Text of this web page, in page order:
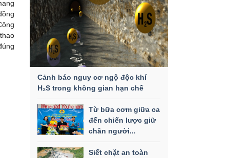
Cảnh báo nguy cơ ngộ độc khí
H₂S trong không gian hạn chế
Từ bữa cơm giữa ca
đến chiến lược giữ
chân người...
Siết chặt an toàn